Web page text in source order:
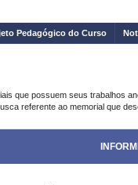
Pedagógico do Curso
que possuem seus trabalhos
referente ao memorial que